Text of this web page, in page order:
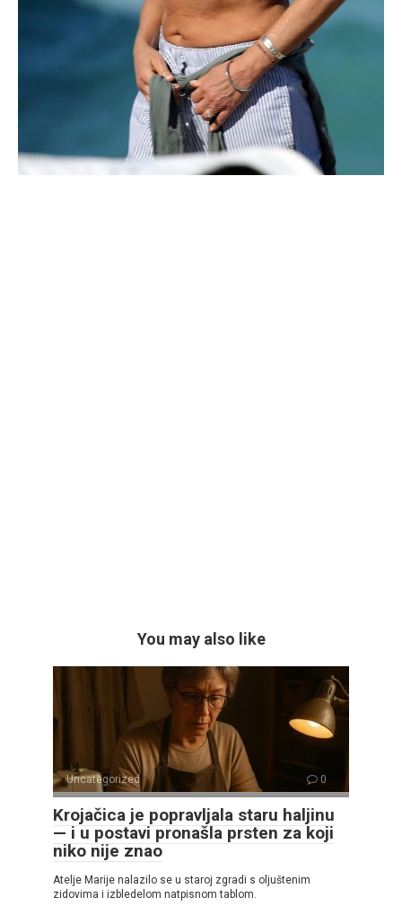
You may also like
Uncategorized 0
Krojačica je popravljala staru haljinu
— i u postavi pronašla prsten za koji
niko nije znao
Atelje Marije nalazilo se u staroj zgradi s oljuštenim
zidovima i izbledelom natpisnom tablom.